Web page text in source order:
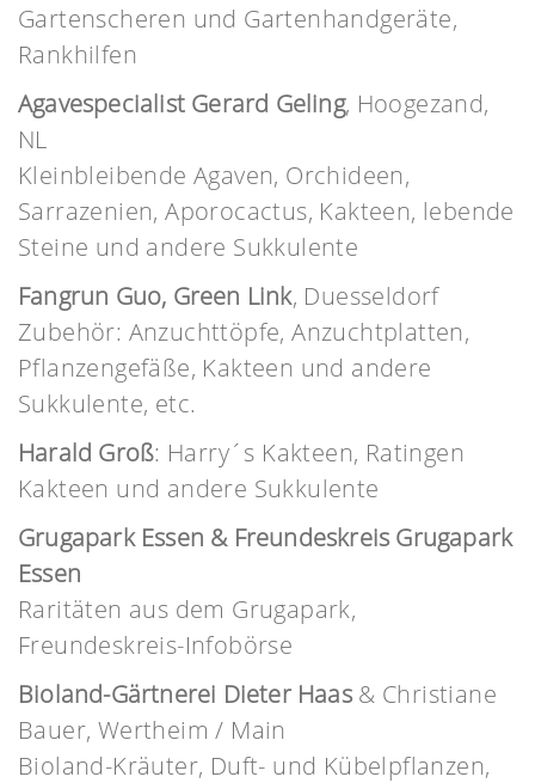
Gartenscheren und Gartenhandgeräte,
Rankhilfen
Agavespecialist Gerard Geling, Hoogezand,
NL
Kleinbleibende Agaven, Orchideen,
Sarrazenien, Aporocactus, Kakteen, lebende
Steine und andere Sukkulente
Fangrun Guo, Green Link, Duesseldorf
Zubehör: Anzuchttöpfe, Anzuchtplatten,
Pflanzengefäße, Kakteen und andere
Sukkulente, etc.
Harald Groß: Harry´s Kakteen, Ratingen
Kakteen und andere Sukkulente
Grugapark Essen & Freundeskreis Grugapark
Essen
Raritäten aus dem Grugapark,
Freundeskreis-Infobörse
Bioland-Gärtnerei Dieter Haas& Christiane
Bauer, Wertheim / Main
Bioland-Kräuter, Duft- und Kübelpflanzen,